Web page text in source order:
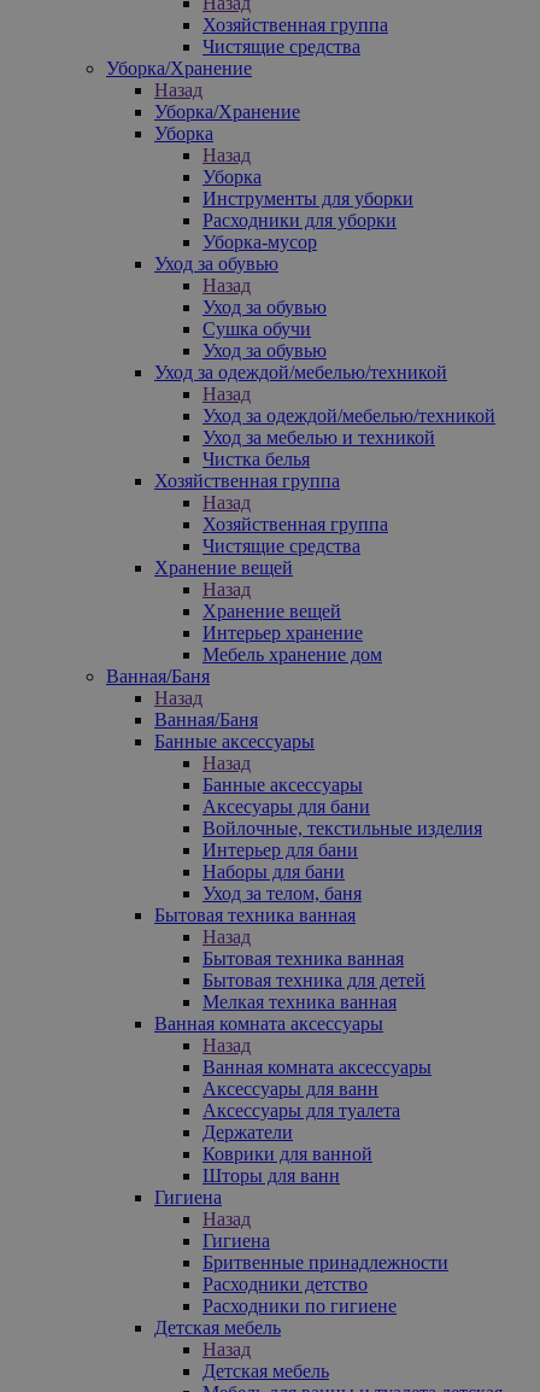
Хозяйственная группа
Чистящие средства
Уборка/Хранение
Назад
Уборка/Хранение
Уборка
Назад
Уборка
Инструменты для уборки
Расходники для уборки
Уборка-мусор
Уход за обувью
Назад
Уход за обувью
Сушка обучи
Уход за обувью
Уход за одеждой/мебелью/техникой
Назад
Уход за одеждой/мебелью/техникой
Уход за мебелью и техникой
Чистка белья
Хозяйственная группа
Назад
Хозяйственная группа
Чистящие средства
Хранение вещей
Назад
Хранение вещей
Интерьер хранение
Мебель хранение дом
Ванная/Баня
Назад
Ванная/Баня
Банные аксессуары
Назад
Банные аксессуары
Аксесуары для бани
Войлочные, текстильные изделия
Интерьер для бани
Наборы для бани
Уход за телом, баня
Бытовая техника ванная
Назад
Бытовая техника ванная
Бытовая техника для детей
Мелкая техника ванная
Ванная комната аксессуары
Назад
Ванная комната аксессуары
Аксессуары для ванн
Аксессуары для туалета
Держатели
Коврики для ванной
Шторы для ванн
Гигиена
Назад
Гигиена
Бритвенные принадлежности
Расходники детство
Расходники по гигиене
Детская мебель
Назад
Детская мебель